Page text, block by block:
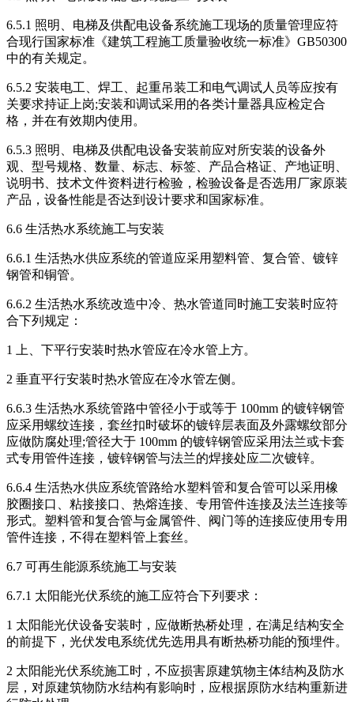
6.5.1 照明、电梯及供配电设备系统施工现场的质量管理应符
合现行国家标准《建筑工程施工质量验收统一标准》GB50300
中的有关规定。
6.5.2 安装电工、焊工、起重吊装工和电气调试人员等应按有
关要求持证上岗;安装和调试采用的各类计量器具应检定合
格，并在有效期内使用。
6.5.3 照明、电梯及供配电设备安装前应对所安装的设备外
观、型号规格、数量、标志、标签、产品合格证、产地证明、
说明书、技术文件资料进行检验，检验设备是否选用厂家原装
产品，设备性能是否达到设计要求和国家标准。
6.6 生活热水系统施工与安装
6.6.1 生活热水供应系统的管道应采用塑料管、复合管、镀锌
钢管和铜管。
6.6.2 生活热水系统改造中冷、热水管道同时施工安装时应符
合下列规定：
1 上、下平行安装时热水管应在冷水管上方。
2 垂直平行安装时热水管应在冷水管左侧。
6.6.3 生活热水系统管路中管径小于或等于 100mm 的镀锌钢管
应采用螺纹连接，套丝扣时破坏的镀锌层表面及外露螺纹部分
应做防腐处理;管径大于 100mm 的镀锌钢管应采用法兰或卡套
式专用管件连接，镀锌钢管与法兰的焊接处应二次镀锌。
6.6.4 生活热水供应系统管路给水塑料管和复合管可以采用橡
胶圈接口、粘接接口、热熔连接、专用管件连接及法兰连接等
形式。塑料管和复合管与金属管件、阀门等的连接应使用专用
管件连接，不得在塑料管上套丝。
6.7 可再生能源系统施工与安装
6.7.1 太阳能光伏系统的施工应符合下列要求：
1 太阳能光伏设备安装时，应做断热桥处理，在满足结构安全
的前提下，光伏发电系统优先选用具有断热桥功能的预埋件。
2 太阳能光伏系统施工时，不应损害原建筑物主体结构及防水
层，对原建筑物防水结构有影响时，应根据原防水结构重新进